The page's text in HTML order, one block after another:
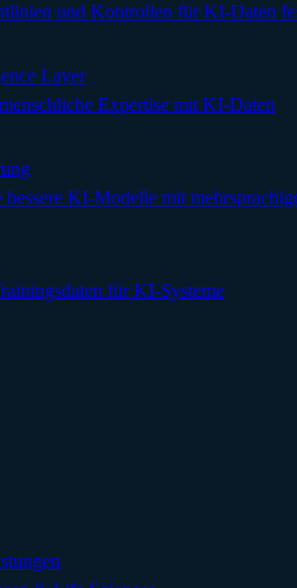
und Kontrollen für KI-Daten
Layer
Expertise mit KI-Daten
KI-Modelle mit
für KI-Systeme